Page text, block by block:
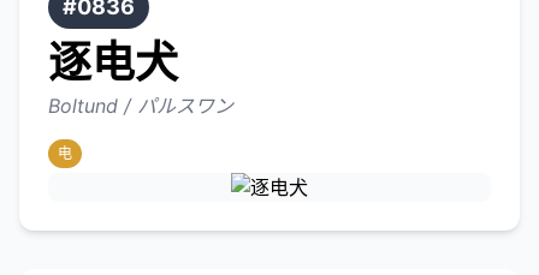
#0836
逐电犬
Boltund / パルスワン
电